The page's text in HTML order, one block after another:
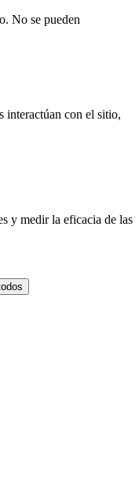
No se pueden
interactúan con el sitio,
y medir la eficacia de las